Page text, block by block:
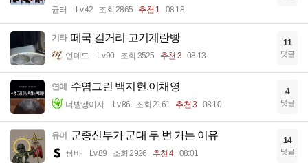
균터 Lv.42 조회 2865 추천 1 08:18
기타 떼국 길거리 고기계란빵
언데드 Lv.90 조회 3525 추천 3 08:13
11
댓글
연예 수염그린 백지헌.이채영
너빨갱이지 Lv.86 조회 2161 추천 3 08:10
4
댓글
유머 군종신부가 군대 두 번 가는 이유
썽바 Lv.89 조회 2926 추천 4 08:01
14
댓글